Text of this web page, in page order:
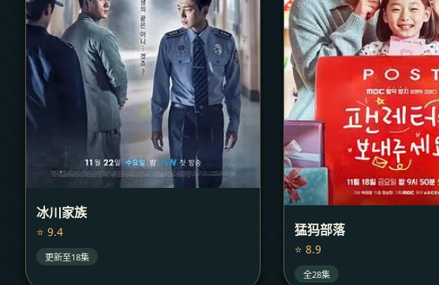
冰川家族
⭐ 9.4
更新至18集
猛犸部落
⭐ 8.9
全28集